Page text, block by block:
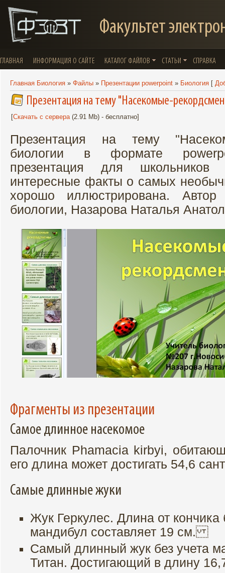
Факультет
ГЛАВНАЯ ИНФОРМАЦИЯ О САЙТЕ КАТАЛОГ ФАЙЛОВ СТАТЬИ СПРАВКА
Главная Биология » Файлы » Презентации powerpoint » Биология [
Презентация на тему "Насекомые-
[Скачать с сервера(2.91 Mb) - бесплатно]
Презентация на тему
биологии в формате
презентация для
интересные факты о самых
хорошо иллюстрирована. Автор
биологии, Назарова Наталья
Фрагменты из презентации
Самое длинное насекомое
Палочник Phamacia kirbyi,
его длина может достигать 54,6
Самые длинные жуки
Жук Геркулес. Длина от
мандибул составляет 19 см.
Самый длинный жук без учета
Титан. Достигающий в длину